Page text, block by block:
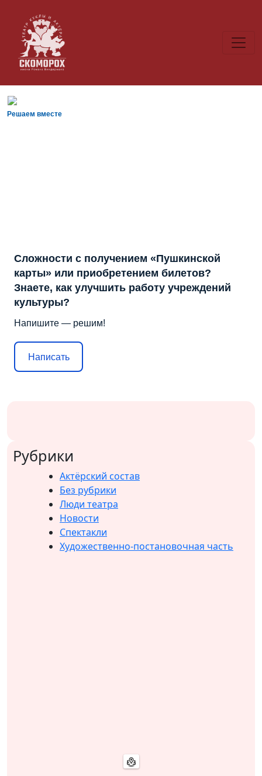
Решаем вместе
Сложности с получением «Пушкинской
карты» или приобретением билетов?
Знаете, как улучшить работу учреждений
культуры?
Напишите — решим!
Написать
Рубрики
Актёрский состав
Без рубрики
Люди театра
Новости
Спектакли
Художественно-постановочная часть